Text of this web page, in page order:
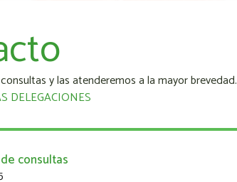
y las atenderemos a la mayor brevedad.
DELEGACIONES
consultas